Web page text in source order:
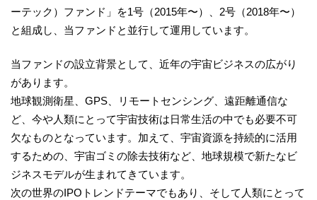
ーテック）ファンド」を1号（2015年〜）、2号（2018年〜）
と組成し、当ファンドと並行して運用しています。
当ファンドの設立背景として、近年の宇宙ビジネスの広がり
があります。
地球観測衛星、GPS、リモートセンシング、遠距離通信な
ど、今や人類にとって宇宙技術は日常生活の中でも必要不可
欠なものとなっています。加えて、宇宙資源を持続的に活用
するための、宇宙ゴミの除去技術など、地球規模で新たなビ
ジネスモデルが生まれてきています。
次の世界のIPOトレンドテーマでもあり、そして人類にとって